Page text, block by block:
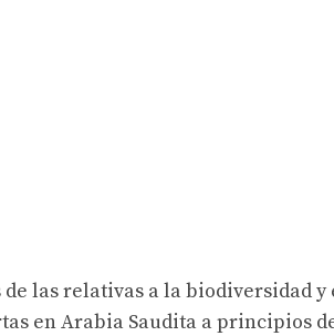
de las relativas a la biodiversidad
en Arabia Saudita a principios